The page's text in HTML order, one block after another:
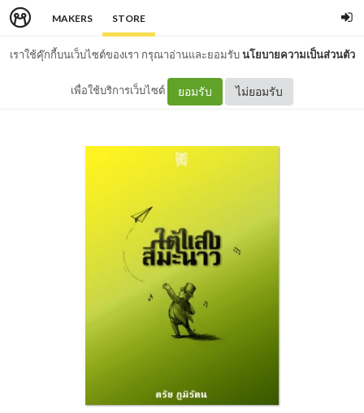
MAKERS STORE
เราใช้คุ๊กกี้บนเว็บไซต์ของเรา กรุณาอ่านและยอมรับนโยบายความเป็นส่วนตัว
เพื่อใช้บริการเว็บไซต์ ยอมรับ ไม่ยอมรับ